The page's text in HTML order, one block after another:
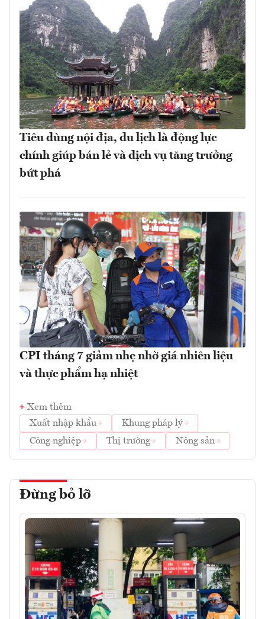
Tiêu dùng nội địa, du lịch là động lực
chính giúp bán lẻ và dịch vụ tăng trưởng
bứt phá
CPI tháng 7 giảm nhẹ nhờ giá nhiên liệu
và thực phẩm hạ nhiệt
Xem thêm
Xuất nhập khẩu
Khung pháp lý
Công nghiệp
Thị trường Nông sản
Đừng bỏ lỡ